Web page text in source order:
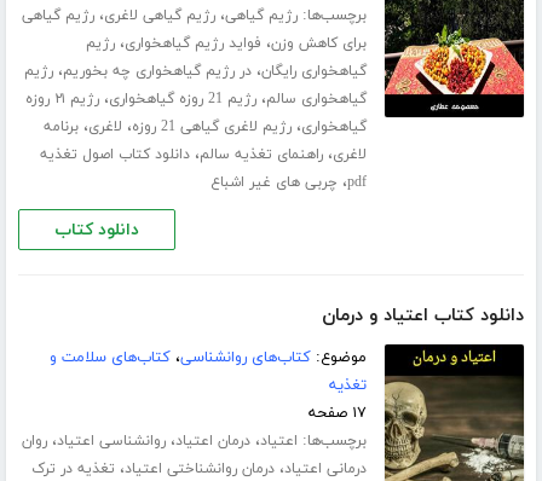
برچسب‌ها:رژیم گیاهی،رژیم گیاهی لاغری،رژیم گیاهی
برای کاهش وزن، فواید رژیم گیاهخواری،رژیم
گیاهخواری رایگان،در رژیم گیاهخواری چه بخوریم،رژیم
گیاهخواری سالم،رژیم 21 روزه گیاهخواری ،
رژیم ۲۱ روزه
گیاهخواری،رژیم لاغری گیاهی 21 روزه ، لاغری،برنامه
لاغری،راهنمای تغذیه سالم،دانلود کتاب اصول تغذیه
pdf، چربی های غیر اشباع
دانلود کتاب
دانلود کتاب اعتیاد و درمان
موضوع:کتاب‌های روانشناسی،کتاب‌های سلامت و
تغذیه
۱۷ صفحه
برچسب‌ها: اعتیاد،درمان اعتیاد،روانشناسی اعتیاد،روان
درمانی اعتیاد،درمان روانشناختی اعتیاد، تغذیه در ترک